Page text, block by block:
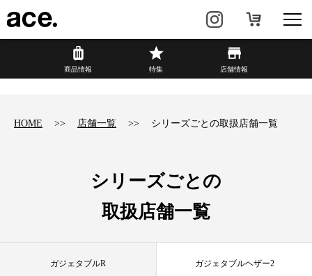
商品情報
カジュアル HAyU×ace.
店舗情報 新着情報
商品情報 特集 店舗情報
HOME 店舗一覧 シリーズごとの取扱店舗一覧
シリーズごとの
取扱店舗一覧
ガジェタブルR ガジェタブルヘザー2